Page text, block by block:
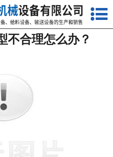
网站首页
关于我们
不合理怎么办？